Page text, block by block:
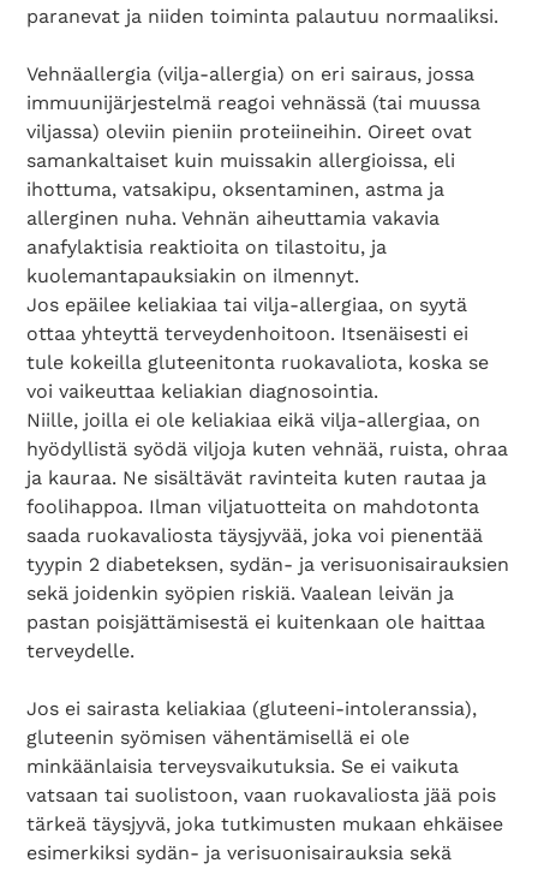
paranevat ja niiden toiminta palautuu normaaliksi.
Vehnäallergia (vilja-allergia) on eri sairaus, jossa
immuunijärjestelmä reagoi vehnässä (tai muussa
viljassa) oleviin pieniin proteiineihin. Oireet ovat
samankaltaiset kuin muissakin allergioissa, eli
ihottuma, vatsakipu, oksentaminen, astma ja
allerginen nuha. Vehnän aiheuttamia vakavia
anafylaktisia reaktioita on tilastoitu, ja
kuolemantapauksiakin on ilmennyt.
Jos epäilee keliakiaa tai vilja-allergiaa, on syytä
ottaa yhteyttä terveydenhoitoon. Itsenäisesti ei
tule kokeilla gluteenitonta ruokavaliota, koska se
voi vaikeuttaa keliakian diagnosointia.
Niille, joilla ei ole keliakiaa eikä vilja-allergiaa, on
hyödyllistä syödä viljoja kuten vehnää, ruista, ohraa
ja kauraa. Ne sisältävät ravinteita kuten rautaa ja
foolihappoa. Ilman viljatuotteita on mahdotonta
saada ruokavaliosta täysjyvää, joka voi pienentää
tyypin 2 diabeteksen, sydän- ja verisuonisairauksien
sekä joidenkin syöpien riskiä. Vaalean leivän ja
pastan poisjättämisestä ei kuitenkaan ole haittaa
terveydelle.
Jos ei sairasta keliakiaa (gluteeni-intoleranssia),
gluteenin syömisen vähentämisellä ei ole
minkäänlaisia terveysvaikutuksia. Se ei vaikuta
vatsaan tai suolistoon, vaan ruokavaliosta jää pois
tärkeä täysjyvä, joka tutkimusten mukaan ehkäisee
esimerkiksi sydän- ja verisuonisairauksia sekä